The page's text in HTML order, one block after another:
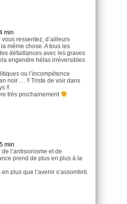
min
ressentez, d’ailleurs
même chose. A tous les
défaillances avec les graves
engendre hélas irréversibles
ou l’incompétence
noir…. !! Triste de voir dans
!!
très prochainement
min
l’antisionisme et de
prend de plus en plus à la
plus que l’avenir s’assombrit.